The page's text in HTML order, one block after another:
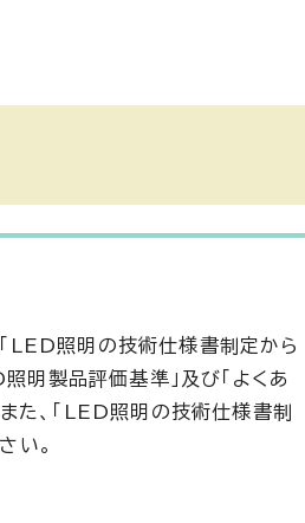
LED照明の技術仕様書制定から
明製品評価基準」及び「よくあ
た、「LED照明の技術仕様書制
い。